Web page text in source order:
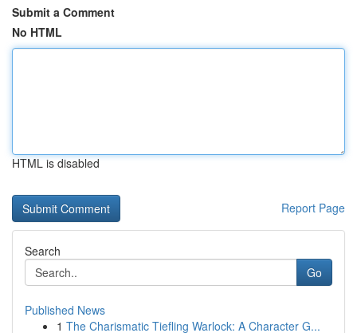
Submit a Comment
No HTML
HTML is disabled
Report Page
Search
Go
Published News
1 The Charismatic Tiefling Warlock: A Character G...